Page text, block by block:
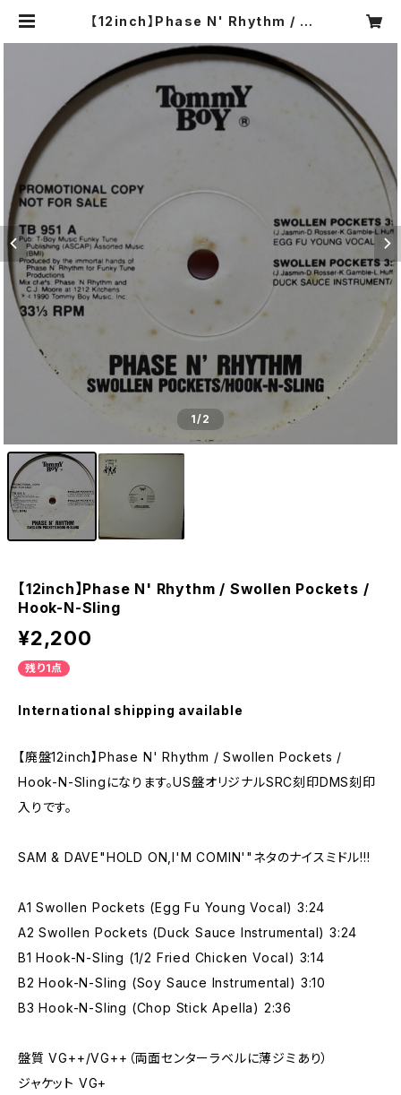
【12inch】Phase N' Rhythm / S
g | COMPACT DISCO ASIA
1/2
【12inch】Phase N' Rhythm / Swollen Pockets /
Hook-N-Sling
¥2,200
残り1点
International shipping available
【廃盤12inch】Phase N' Rhythm / Swollen Pockets /
Hook-N-Slingになります。US盤オリジナルSRC刻印DMS刻印
入りです。
SAM & DAVE"HOLD ON,I'M COMIN'"ネタのナイスミドル!!!
A1 Swollen Pockets (Egg Fu Young Vocal) 3:24
A2 Swollen Pockets (Duck Sauce Instrumental) 3:24
B1 Hook-N-Sling (1/2 Fried Chicken Vocal) 3:14
B2 Hook-N-Sling (Soy Sauce Instrumental) 3:10
B3 Hook-N-Sling (Chop Stick Apella) 2:36
盤質 VG++/VG++（両面センターラベルに薄ジミあり）
ジャケット VG+